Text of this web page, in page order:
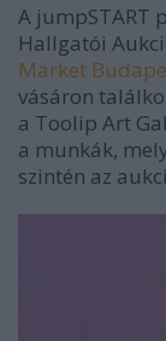
A jumpSTART
Hallgatói
Market
vásáron
a Toolip Art
a munkák,
szintén az